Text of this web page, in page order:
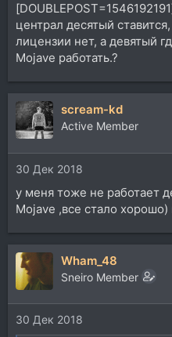
централ десятый
лицензии нет, а девятый
Mojave работать.?
scream-kd
Active Member
30 Дек 2018
у меня тоже не работает
Mojave ,все стало хорошо)
Wham_48
Sneiro Member
30 Дек 2018